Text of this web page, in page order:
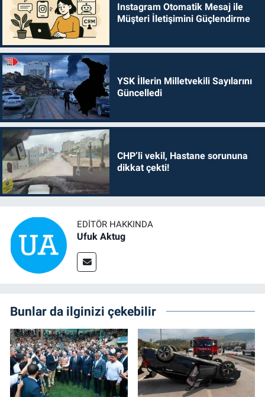
Instagram Otomatik Mesaj ile
Müşteri İletişimini Güçlendirme
YSK İllerin Milletvekili Sayılarını
Güncelledi
CHP’li vekil, Hastane sorununa
dikkat çekti!
EDITÖR HAKKINDA
Ufuk Aktug
Bunlar da ilginizi çekebilir